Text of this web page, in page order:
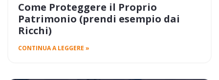
Come Proteggere il Proprio
Patrimonio (prendi esempio dai
Ricchi)
CONTINUA A LEGGERE »